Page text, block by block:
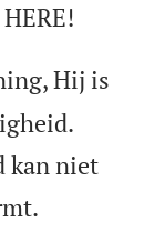
Hij is
kan niet